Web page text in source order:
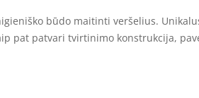
būdo maitinti veršelius.
pat patvari tvirtinimo konstrukcija,